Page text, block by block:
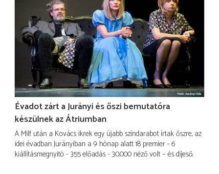
Évadot zárt a Jurányi és őszi bemutatóra
készülnek az Átriumban
A Milf után a Kovács ikrek egy újabb színdarabot írtak őszre, az
idei évadban Jurányiban a 9 hónap alatt 18 premier - 6
kiállításmegnyitó - 355 előadás - 30.000 néző volt – és díjeső.